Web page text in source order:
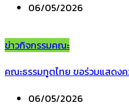
06/05/2026
ข่าวกิจกรรมคณะ
คณะธรรมทูตไทย ขอร่วมแสดง
06/05/2026